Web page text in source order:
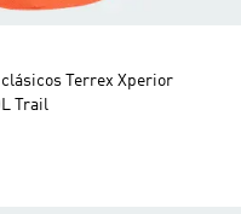
Terrex Xperior
Trail